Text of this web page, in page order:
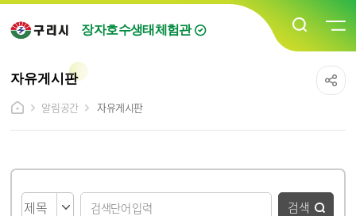
장자호수생태체험관
자유게시판
알림공간
자유게시판
검색